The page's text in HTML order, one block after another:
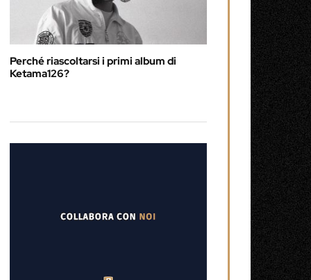
Perché riascoltarsi i primi album di
Ketama126?